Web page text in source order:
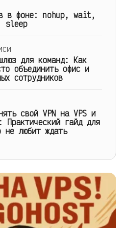
в фоне: nohup, wait,
sleep
для команд: Как
объединить офис и
сотрудников
свой VPN на VPS и
Практический гайд для
не любит ждать